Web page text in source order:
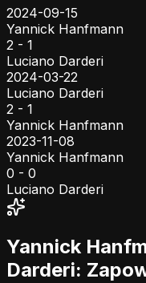
2024-09-15
Yannick Hanfmann
2 - 1
Luciano Darderi
2024-03-22
Luciano Darderi
2 - 1
Yannick Hanfmann
2023-11-08
Yannick Hanfmann
0 - 0
Luciano Darderi
Yannick
Darderi: